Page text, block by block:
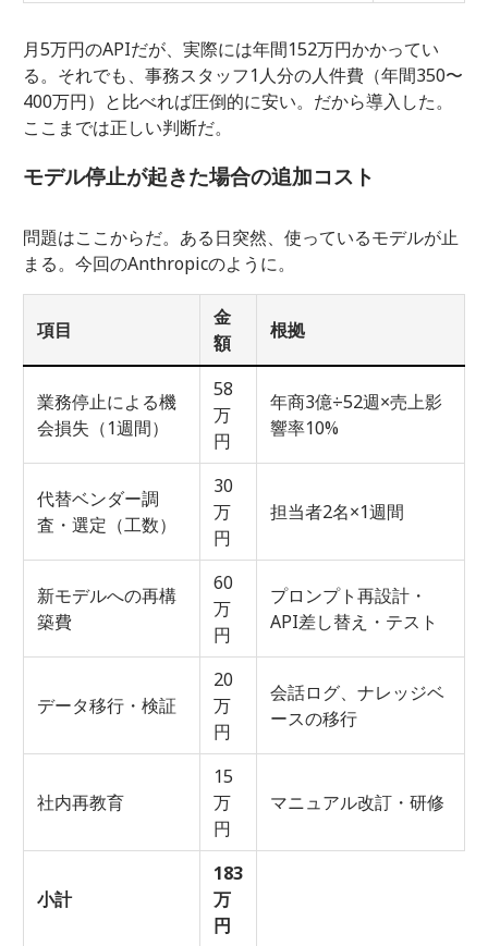
月5万円のAPIだが、実際には年間152万円かかってい
る。それでも、事務スタッフ1人分の人件費（年間350〜
400万円）と比べれば圧倒的に安い。だから導入した。
ここまでは正しい判断だ。
モデル停止が起きた場合の追加コスト
問題はここからだ。ある日突然、使っているモデルが止
まる。今回のAnthropicのように。
項目
金
額
根拠
業務停止による機
会損失（1週間）
58
万
円
年商3億÷52週×売上影
響率10%
代替ベンダー調
査・選定（工数）
30
万
円
担当者2名×1週間
新モデルへの再構
築費
60
万
円
プロンプト再設計・
API差し替え・テスト
データ移行・検証
20
万
円
会話ログ、ナレッジベ
ースの移行
社内再教育
15
万
円
マニュアル改訂・研修
小計
183
万
円